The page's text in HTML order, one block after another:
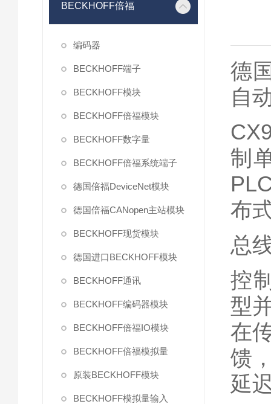
BECKHOFF倍福
编码器
BECKHOFF端子
BECKHOFF模块
BECKHOFF倍福模块
BECKHOFF数字量
BECKHOFF倍福系统端子
德国倍福DeviceNet模块
德国倍福CANopen主站模块
BECKHOFF现货模块
德国进口BECKHOFF模块
BECKHOFF通讯
BECKHOFF编码器模块
BECKHOFF倍福IO模块
BECKHOFF倍福模拟量
原装BECKHOFF模块
BECKHOFF模拟量输入
德
自
制
布
总
控
型
在
馈
延